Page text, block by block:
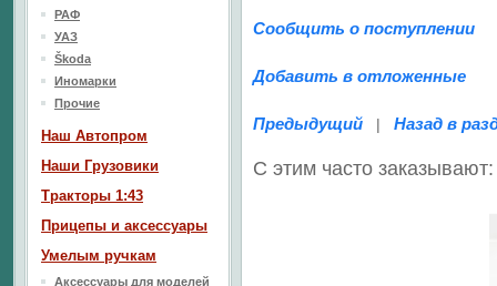
Сообщить о поступлении
Добавить в отложенные
Предыдущий | Назад в
С этим часто заказывают:
РАФ
УАЗ
Škoda
Иномарки
Прочие
Наш Aвтопром
Наши Грузовики
Тракторы 1:43
Прицепы и аксессуары
Умелым ручкам
Аксессуары для моделей